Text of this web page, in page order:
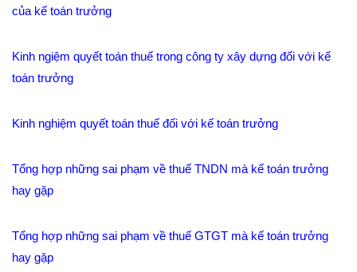
của kế toán trưởng
Kinh ngiệm quyết toán thuế trong công ty xây dựng đối với kế
toán trưởng
Kinh nghiệm quyết toán thuế đối với kế toán trưởng
Tổng hợp những sai phạm về thuế TNDN mà kế toán trưởng
hay gặp
Tổng hợp những sai phạm về thuế GTGT mà kế toán trưởng
hay gặp